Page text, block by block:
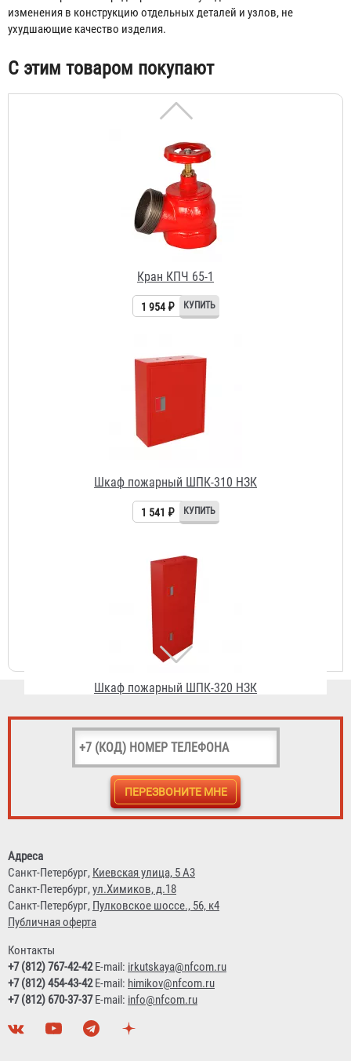
изменения в конструкцию отдельных деталей и узлов, не
ухудшающие качество изделия.
С этим товаром покупают
Кран КПЧ 65-1
1 954 ₽
Шкаф пожарный ШПК-310 НЗК
Шкаф пожарный ШПК-320 НЗК
2 882 ₽
Рукав РПК (В) д. 50 мм с головкой ГР-50АП и стволом
РС-50.01А
1 295 ₽
Адреса
Санкт-Петербург, Киевская улица, 5 А3
Санкт-Петербург,ул.Химиков, д.18
Санкт-Петербург, Пулковское шоссе., 56, к4
Публичная оферта
Контакты
+7 (812) 767-42-42E-mail: irkutskaya@nfcom.ru
+7 (812) 454-43-42E-mail: himikov@nfcom.ru
+7 (812) 670-37-37E-mail: info@nfcom.ru